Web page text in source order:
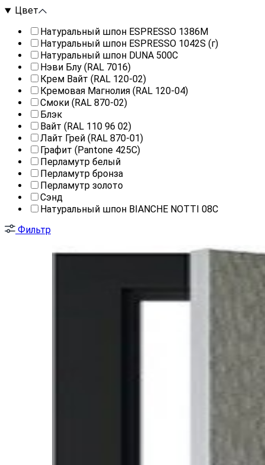
Цвет
Натуральный шпон ESPRESSO 1386M
Натуральный шпон ESPRESSO 1042S (г)
Натуральный шпон DUNA 500C
Нэви Блу (RAL 7016)
Крем Вайт (RAL 120-02)
Кремовая Магнолия (RAL 120-04)
Смоки (RAL 870-02)
Блэк
Вайт (RAL 110 96 02)
Лайт Грей (RAL 870-01)
Графит (Pantone 425С)
Перламутр белый
Перламутр бронза
Перламутр золото
Сэнд
Натуральный шпон BIANCHE NOTTI 08С
Фильтр